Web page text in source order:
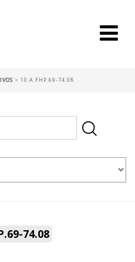
> 10.A.FHP.69-74.08
74.08